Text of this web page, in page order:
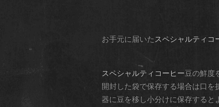
お手元に届いた スペシャルティコ
スペシャルティコーヒー豆の鮮度
開封した袋で保存する場合は口
器に豆を移し小分けに保存すると